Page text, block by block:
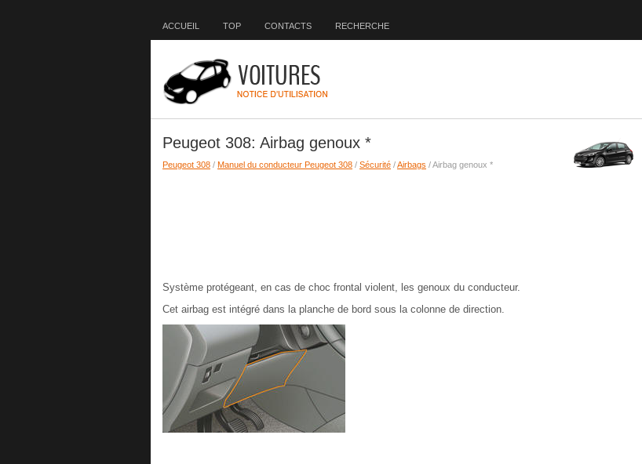
ACCUEIL TOP CONTACTS RECHERCHE
Peugeot 308: Airbag genoux *
Peugeot 308 / Manuel du conducteur Peugeot 308 / Sécurité /Airbags / Airbag genoux *
Système protégeant, en cas de choc frontal violent, les genoux du conducteur.
Cet airbag est intégré dans la planche de bord sous la colonne de direction.